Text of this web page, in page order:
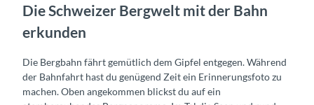
Die Schweizer Bergwelt mit der Bahn
erkunden
Die Bergbahn fährt gemütlich dem Gipfel entgegen. Während
der Bahnfahrt hast du genügend Zeit ein Erinnerungsfoto zu
machen. Oben angekommen blickst du auf ein